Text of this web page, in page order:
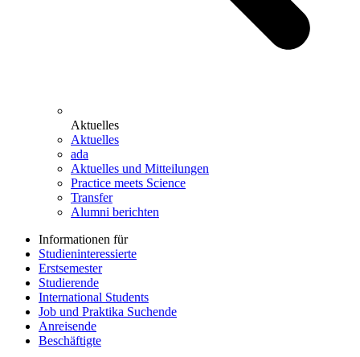
Aktuelles
Aktuelles
ada
Aktuelles und Mitteilungen
Practice meets Science
Transfer
Alumni berichten
Informationen für
Studieninteressierte
Erstsemester
Studierende
International Students
Job und Praktika Suchende
Anreisende
Beschäftigte